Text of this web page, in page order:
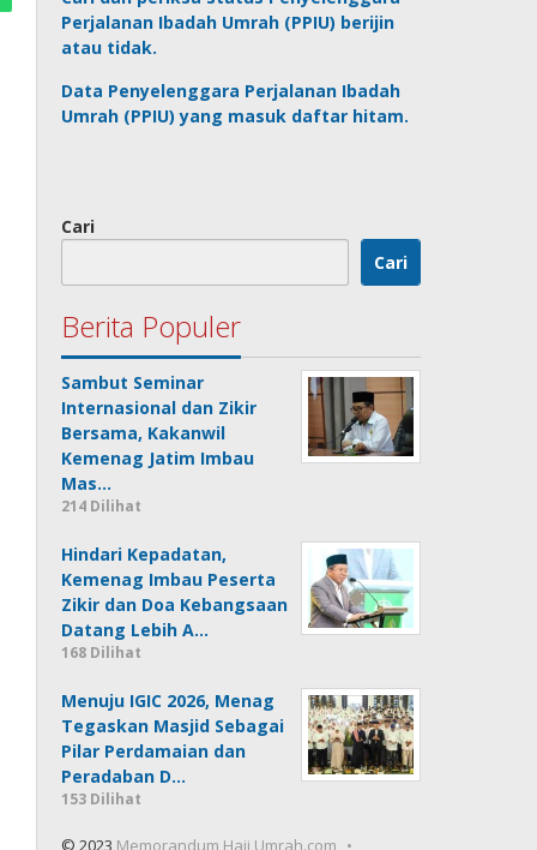
Perjalanan Ibadah Umrah (PPIU) berijin
atau tidak.
Data Penyelenggara Perjalanan Ibadah
Umrah (PPIU) yang masuk daftar hitam.
Cari
Cari
Berita Populer
Sambut Seminar
Internasional dan Zikir
Bersama, Kakanwil
Kemenag Jatim Imbau
Mas…
214 Dilihat
Hindari Kepadatan,
Kemenag Imbau Peserta
Zikir dan Doa Kebangsaan
Datang Lebih A…
168 Dilihat
Menuju IGIC 2026, Menag
Tegaskan Masjid Sebagai
Pilar Perdamaian dan
Peradaban D…
153 Dilihat
© 2023 Memorandum Haji Umrah.com